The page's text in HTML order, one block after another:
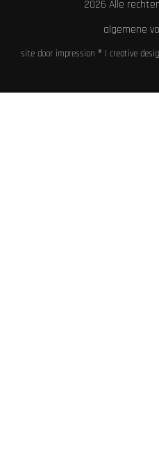
2026 Alle
algemene
site door impression ® | creative